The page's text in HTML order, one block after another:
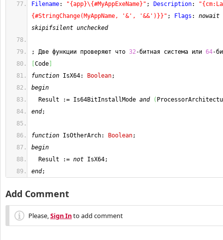
Filename: "{app}\{#MyAppExeName}" ; Description:
{#StringChange(MyAppName, '&', '&&')}}" ; Flags : nowait
skipifsilent unchecked
; Две функции проверяют что 32-битная система или 64-
Code
function IsX64: Boolean;
begin
Result := Is64BitInstallMode and (
end;
function IsOtherArch: Boolean;
begin
Result := not IsX64;
end;
Add Comment
Please,Sign Into add comment